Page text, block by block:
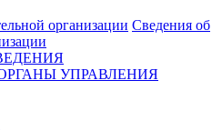
организации Сведения об
УПРАВЛЕНИЯ